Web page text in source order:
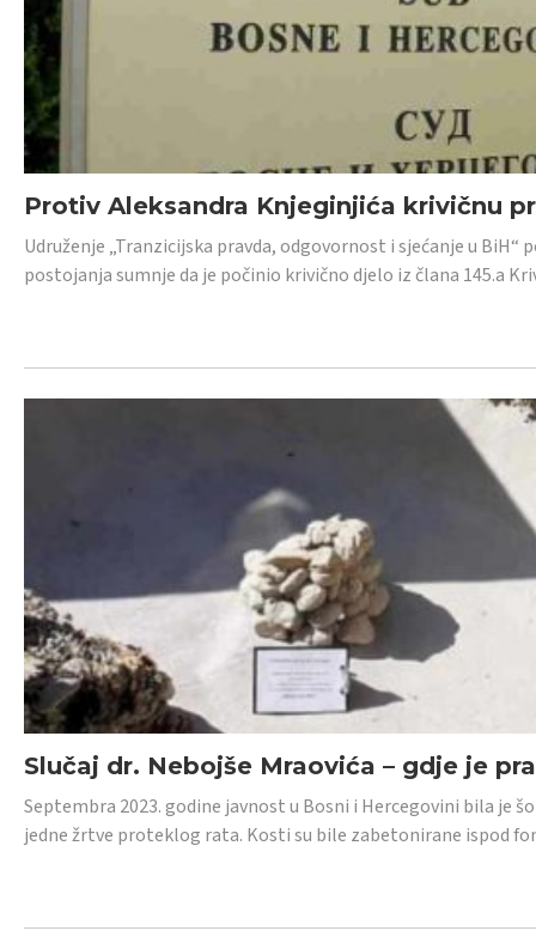
Protiv Aleksandra Knjeginjića krivičnu
Udruženje „Tranzicijska pravda, odgovornost i sjećanje u
postojanja sumnje da je počinio krivično djelo iz člana 145.a
Slučaj dr. Nebojše Mraovića – gdje je
Septembra 2023. godine javnost u Bosni i Hercegovini bila je
jedne žrtve proteklog rata. Kosti su bile zabetonirane ispod